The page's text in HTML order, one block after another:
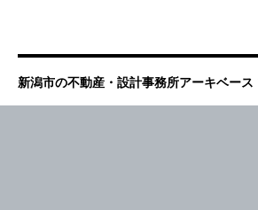
新潟市の不動産・設計事務所アーキベース